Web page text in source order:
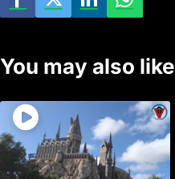
You may also like